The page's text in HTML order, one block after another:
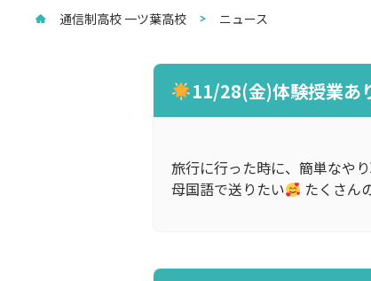
通信制高校 一ツ葉高校 ニュース
11/28(金)体験授業あ
旅行に行った時に、簡単なや
母国語で送りたい
たくさん